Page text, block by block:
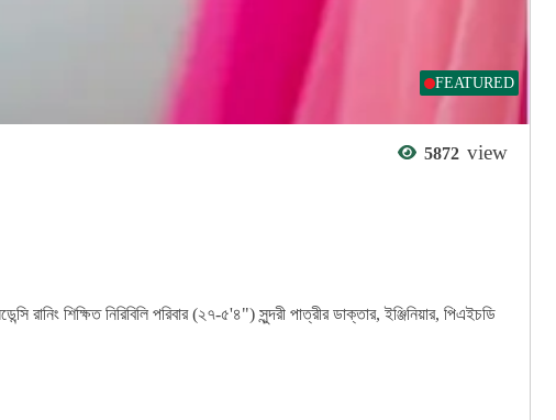
FEATURED
5872 view
রানিং শিক্ষিত নিরিবিলি পরিবার (২৭-৫'৪") সুন্দরী পাত্রীর ডাক্তার, ইঞ্জিনিয়ার, পিএইচডি